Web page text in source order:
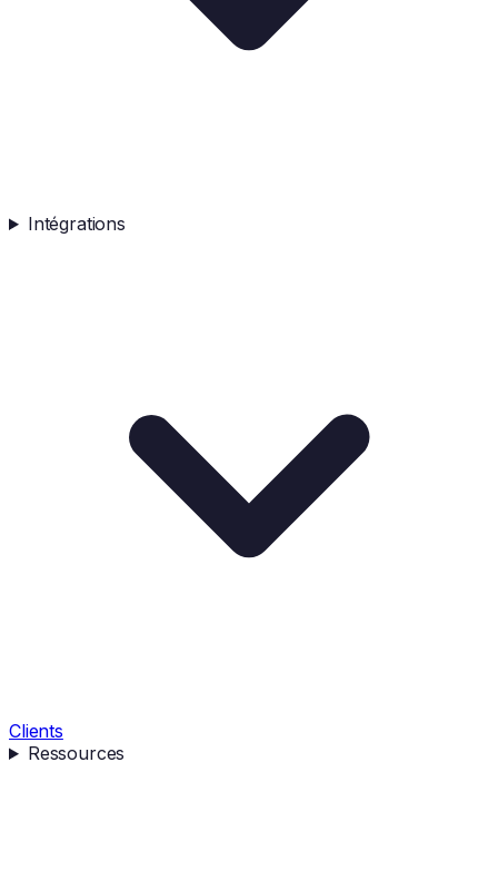
Intégrations
Clients
Ressources